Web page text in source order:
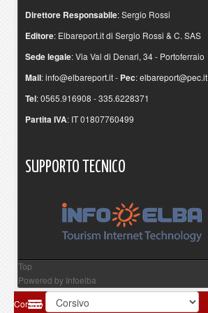
Direttore Responsabile: Sergio Rossi
Editore: Elbareport.it di Sergio Rossi & C. SAS
Sede legale: Via Val di Denari, 34 - Portoferraio
Mail:info@elbareport.it- Pec:elbareport@pec.it
Tel: 0565.916908 - 335.6228371
Partita IVA: IT 01807760499
SUPPORTO TECNICO
Top
Powered by Infoelba
Corsivo